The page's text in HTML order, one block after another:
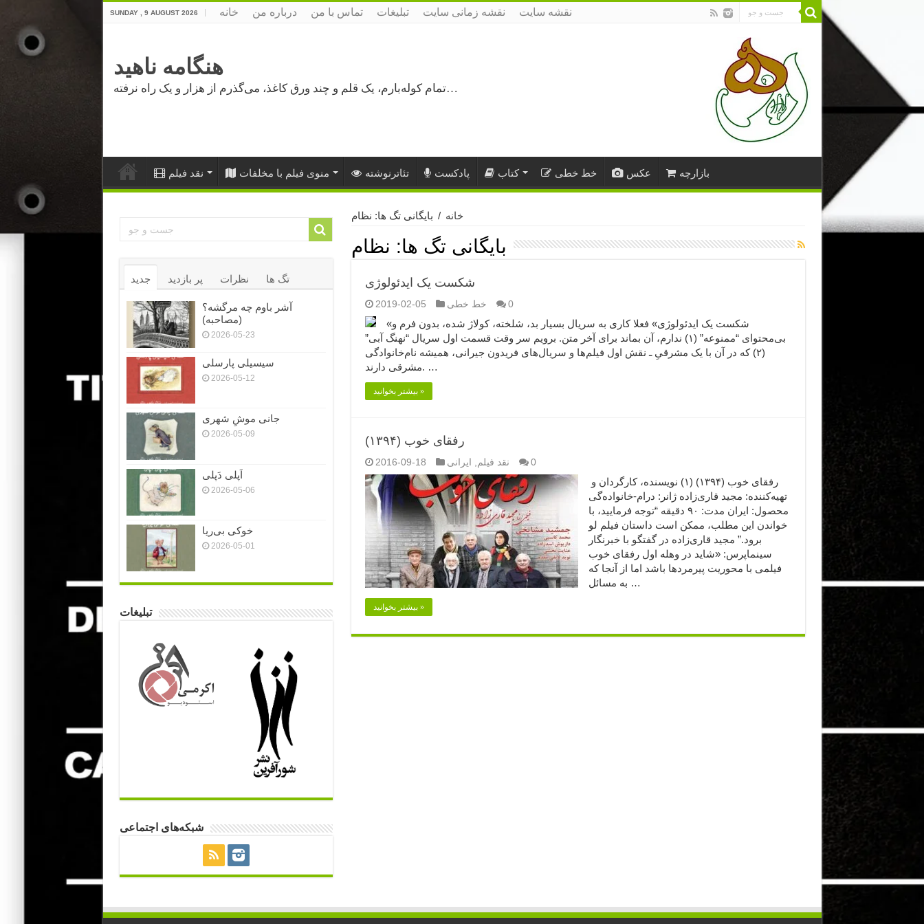
SUNDAY , 9 AUGUST 2026 خانه درباره من تماس با من تبلیغات نقشه زمانی سایت نقشه سایت
هنگامه ناهید
تمام کوله‌بارم، یک قلم و چند ورق کاغذ، می‌گذرم از هزار و یک راه نرفته…
نقد فیلم منوی فیلم با مخلفات تئاترنوشته پادکست کتاب خط خطی عکس بازارچه
خانه / بایگانی تگ ها: نظام
بایگانی تگ ها: نظام
شکست یک ایدئولوژی
2019-02-05 خط خطی 0
«شکست یک ایدئولوژی» فعلا کاری به سریال بسیار بد، شلخته، کولاژ شده، بدون فرم و
بی‌محتوای “ممنوعه” (۱) ندارم، آن بماند برای آخر متن. برویم سر وقت قسمت اول سریال “نهنگ آبی”
(۲) که در آن با یک مشرقیِ ـ نقش اول فیلم‌ها و سریال‌های فریدون جیرانی، همیشه نام‌خانوادگی
مشرقی دارند. …
بیشتر بخوانید »
رفقای خوب (۱۳۹۴)
2016-09-18 نقد فیلم ایرانی 0
تهیه‌کننده: مجید قاری‌زاده ژانر: درام-خانواده‌گی
محصول: ایران مدت: ۹۰ دقیقه “توجه فرمایید،‌ با
خواندن این مطلب، ممکن است داستان فیلم لو
برود.” مجید قاری‌زاده در گفتگو با خبرنگار
سینماپرس: «شاید در وهله اول رفقای خوب
فیلمی با محوریت پیرمردها باشد اما از آنجا که
به مسائل …
بیشتر بخوانید »
جدید پر بازدید نظرات تگ ها
آشر باوم چه مرگشه؟
(مصاحبه)
2026-05-23
سیسیلی پارسلی
2026-05-12
جانی موشِ شهری
2026-05-09
اَپلی دَپلی
2026-05-06
خوکی بی‌ریا
2026-05-01
تبلیغات
شبکه‌های اجتماعی